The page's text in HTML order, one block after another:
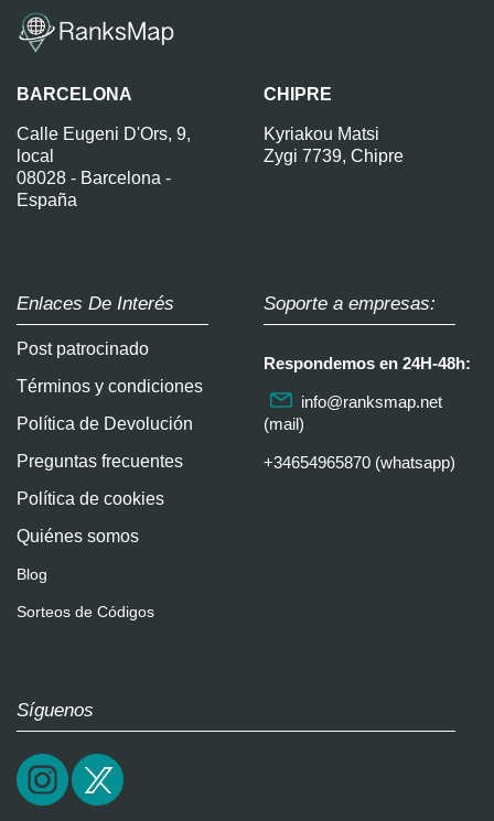
BARCELONA
Calle Eugeni D'Ors, 9,
local
08028 - Barcelona -
España
CHIPRE
Kyriakou Matsi
Zygi 7739, Chipre
Enlaces De Interés
Post patrocinado
Términos y condiciones
Política de Devolución
Preguntas frecuentes
Política de cookies
Quiénes somos
Blog
Sorteos de Códigos
Soporte a empresas:
Respondemos en 24H-48h:
info@ranksmap.net
(mail)
+34654965870 (whatsapp)
Síguenos